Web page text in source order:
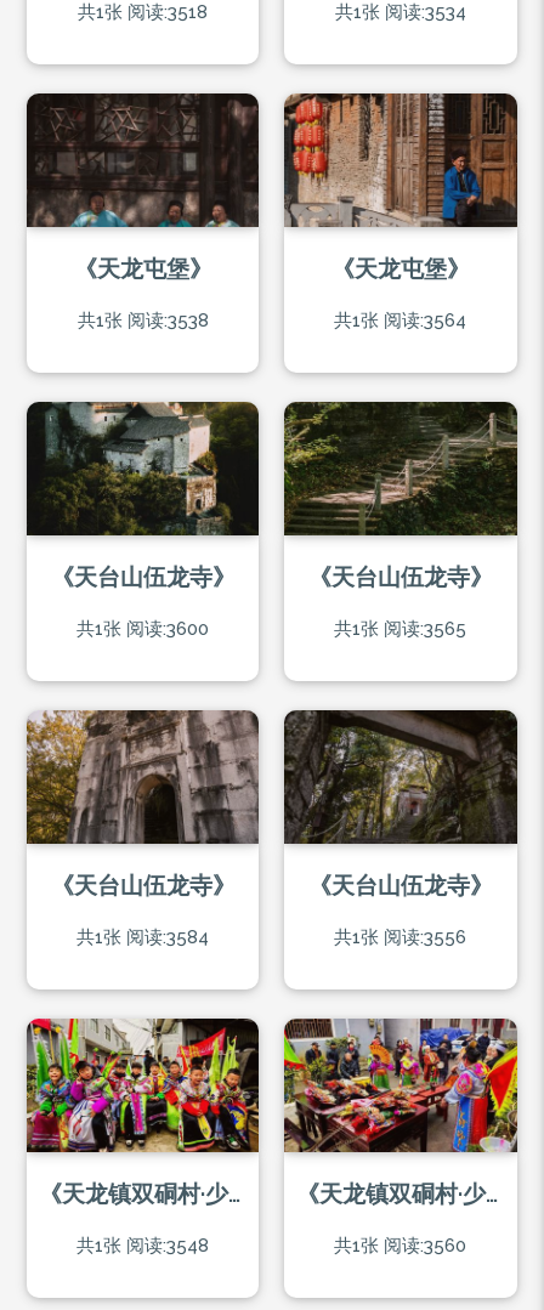
共1张 阅读:3518 共1张 阅读:3534
《天龙屯堡》
共1张 阅读:3538
《天龙屯堡》
共1张 阅读:3564
《天台山伍龙寺》
共1张 阅读:3600
《天台山伍龙寺》
共1张 阅读:3565
《天台山伍龙寺》
共1张 阅读:3584
《天台山伍龙寺》
共1张 阅读:3556
《天龙镇双硐村·少儿地戏》
共1张 阅读:3548
《天龙镇双硐村·少儿地戏》
共1张 阅读:3560